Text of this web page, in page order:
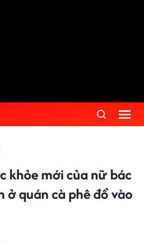
khỏe mới của nữ bác
ở quán cà phê đổ vào